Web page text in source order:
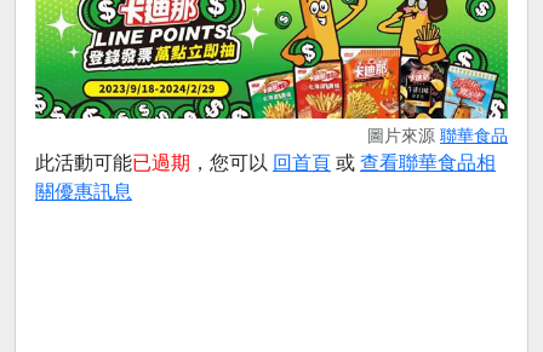
圖片來源 聯華食品
此活動可能已過期 ，您可以 回首頁 或 查看聯華食品相
關優惠訊息